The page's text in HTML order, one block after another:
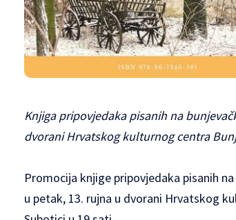
Knjiga pripovjedaka pisanih na
dvorani Hrvatskog kulturnog centra
Promocija knjige pripovjedaka pisanih
u petak, 13. rujna u dvorani Hrvatskog